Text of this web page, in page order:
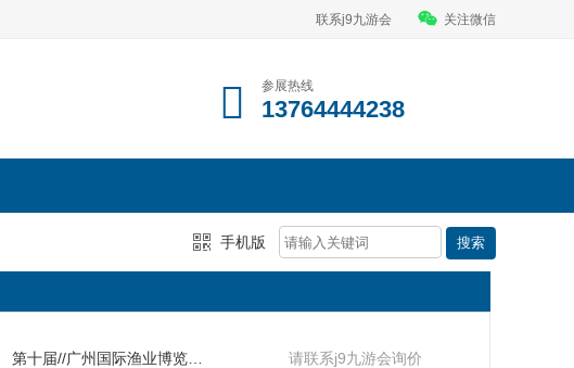
联系j9九游会 关注微信
参展热线
13764444238
手机版
请联系j9九游会询价